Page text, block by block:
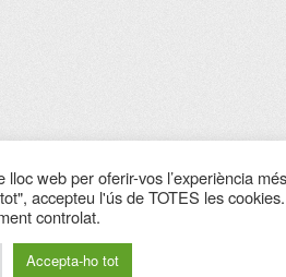
lloc web per oferir-vos l’experiència
accepteu l'ús de TOTES les
controlat.
Accepta-ho tot